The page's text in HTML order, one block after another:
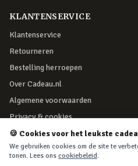
KLANTENSERVICE
Klantenservice
Retourneren
Bestelling herroepen
Over Cadeau.nl
Algemene voorwaarden
Privacy & cookies
VEILIG BETALEN
🍪 Cookies voor het leukste
We gebruiken cookies om de site te
tonen. Lees ons cookiebeleid.